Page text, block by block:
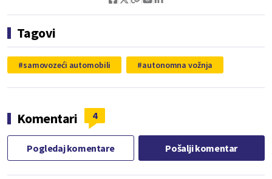
Tagovi
samovozeći automobili autonomna vožnja
Komentari 4
Pogledaj komentare Pošalji komentar